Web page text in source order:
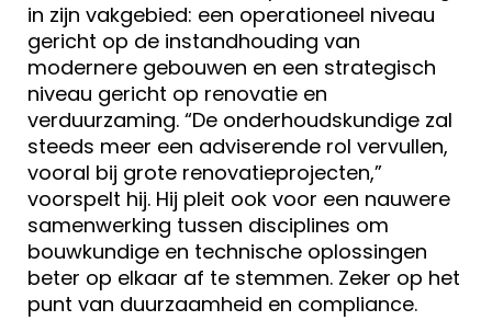
in zijn vakgebied: een operationeel niveau
gericht op de instandhouding van
modernere gebouwen en een strategisch
niveau gericht op renovatie en
verduurzaming. “De onderhoudskundige zal
steeds meer een adviserende rol vervullen,
vooral bij grote renovatieprojecten,”
voorspelt hij. Hij pleit ook voor een nauwere
samenwerking tussen disciplines om
bouwkundige en technische oplossingen
beter op elkaar af te stemmen. Zeker op het
punt van duurzaamheid en compliance.